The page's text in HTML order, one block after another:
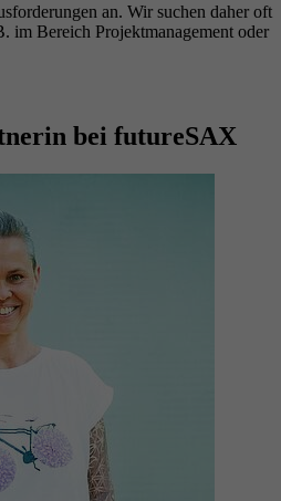
an. Wir suchen daher oft
im Bereich Projektmanagement oder
bei futureSAX